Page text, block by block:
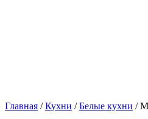
Главная /Кухни /Белые кухни /